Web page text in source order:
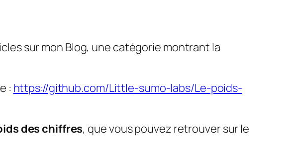
sur mon Blog, une catégorie montrant la
: https://github.com/Little-sumo-labs/Le-poids-
des chiffres, que vous pouvez retrouver sur le